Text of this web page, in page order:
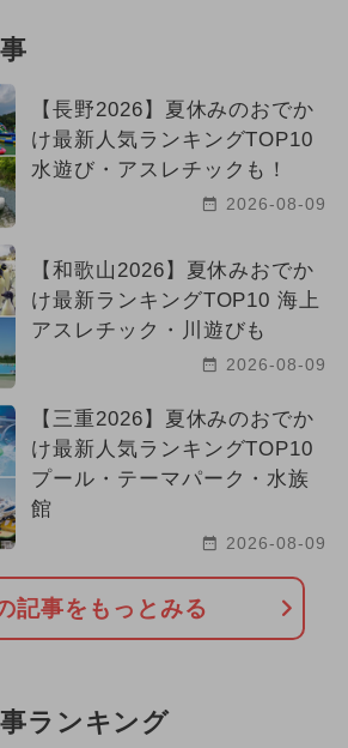
【長野2026】夏休みのおでか
け最新人気ランキングTOP10
水遊び・アスレチックも！
2026-08-09
【和歌山2026】夏休みおでか
け最新ランキングTOP10 海上
アスレチック・川遊びも
2026-08-09
【三重2026】夏休みのおでか
け最新人気ランキングTOP10
プール・テーマパーク・水族
館
2026-08-09
記事をもっとみる
ランキング